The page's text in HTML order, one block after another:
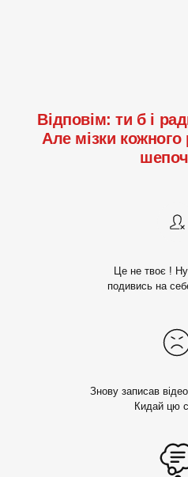
Відповім: ти б і
Але мізки кожного
Це не твоє !
подивись на
Знову записав
Кидай цю